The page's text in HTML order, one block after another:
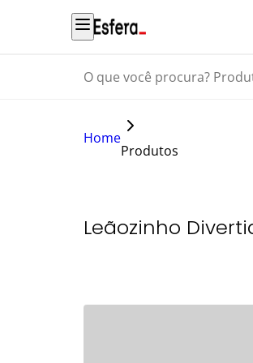
O que você procura? Produtos,
Home
Produtos
Leãozinho